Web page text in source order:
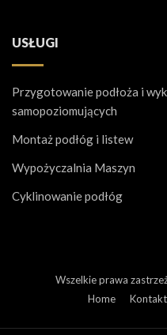
USŁUGI
Przygotowanie podłoża i
samopoziomujących
Montaż podłóg i listew
Wypożyczalnia Maszyn
Cyklinowanie podłóg
Wszelkie prawa
Home
Kontakt